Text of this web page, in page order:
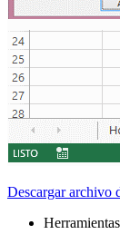
Descargar archivo